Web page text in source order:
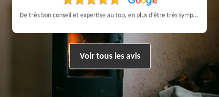
De très bon conseil et expertise au top, en plus d’être très sympathique, je recommande! Nous avons été bien aidés et renseignés sur quoi faire de notre insert et son entretien futur, merci :)
Voir tous les avis